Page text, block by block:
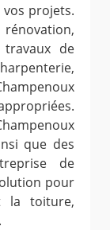
projets.
travaux de
que des
de
pour
la toiture,